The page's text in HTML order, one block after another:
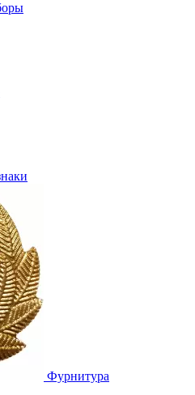
Фурнитура